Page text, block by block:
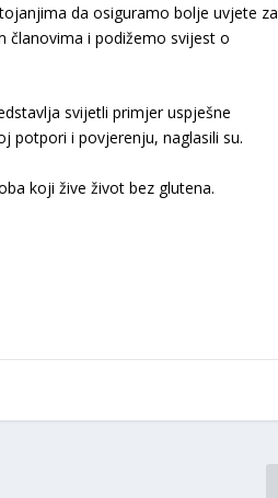
da osiguramo bolje uvjete za
članovima i podižemo svijest o
svijetli primjer uspješne
potpori i povjerenju, naglasili su.
koji žive život bez glutena.